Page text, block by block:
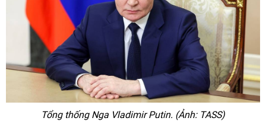
Tổng thống Nga Vladimir Putin. (Ảnh: TASS)